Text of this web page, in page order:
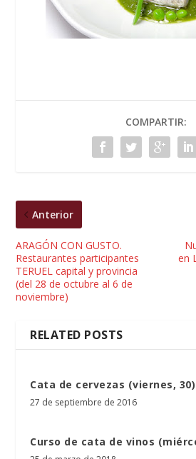
COMPARTIR:
Anterior
ARAGÓN CON GUSTO.
Restaurantes participantes
TERUEL capital y provincia
(del 28 de octubre al 6 de
noviembre)
en
RELATED POSTS
Cata de cervezas (viernes, 30)
27 de septiembre de 2016
Curso de cata de vinos